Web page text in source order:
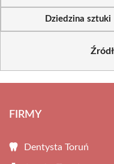
Dziedzina sztuki
FIRMY
Dentysta Toruń